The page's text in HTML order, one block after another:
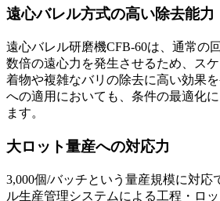
遠心バレル方式の高い除去能力
遠心バレル研磨機CFB-60は、通常の
数倍の遠心力を発生させるため、ス
着物や複雑なバリの除去に高い効果
への適用においても、条件の最適化
ます。
大ロット量産への対応力
3,000個/バッチという量産規模に対応
ル生産管理システムによる工程・ロ